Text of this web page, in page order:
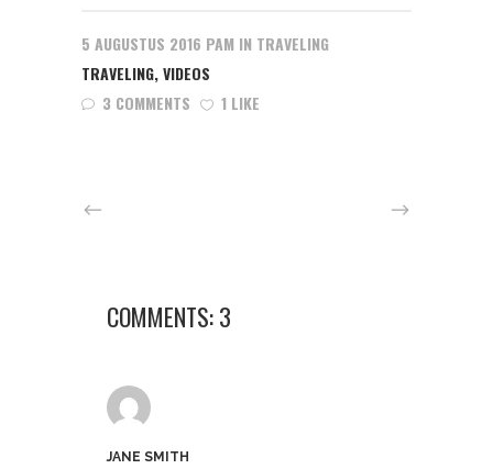
5 AUGUSTUS 2016 PAM IN TRAVELING
TRAVELING,VIDEOS
3 COMMENTS
1 LIKE
COMMENTS: 3
JANE SMITH